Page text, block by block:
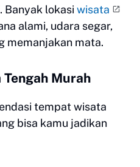
Banyak lokasi wisata
alami, udara segar,
memanjakan mata.
Murah
tempat wisata
bisa kamu jadikan